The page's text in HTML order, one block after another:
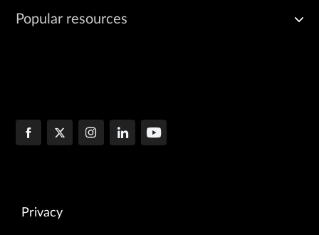
Popular resources
Privacy